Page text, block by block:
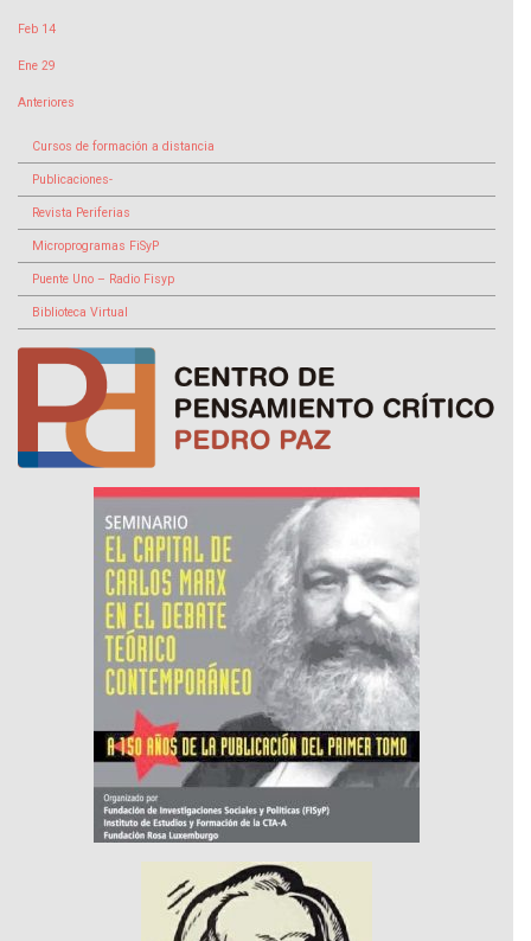
Feb 14
Ene 29
Anteriores
Cursos de formación a distancia
Publicaciones-
Revista Periferias
Microprogramas FiSyP
Puente Uno – Radio Fisyp
Biblioteca Virtual